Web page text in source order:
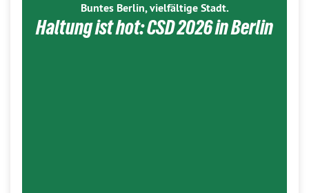
Buntes Berlin, vielfältige Stadt.
Haltung ist hot: CSD 2026 in Berlin